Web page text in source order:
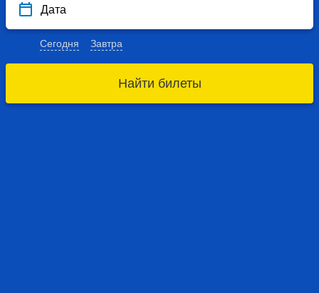
Дата
Сегодня Завтра
Найти билеты